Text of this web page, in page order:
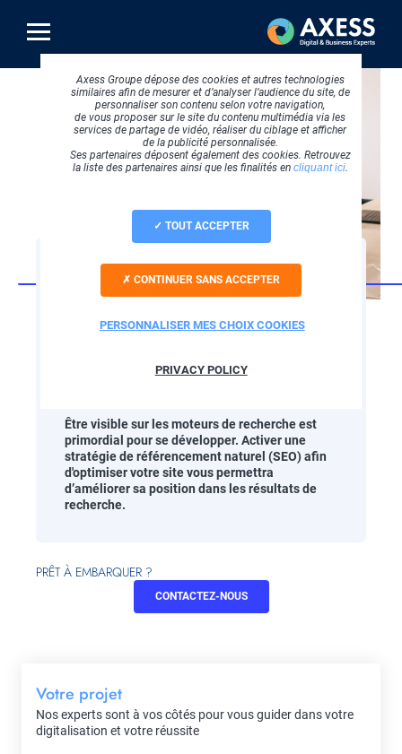
contenu
principal
STRATEGIE DIGITALE
Agence SEO experte
en référencement
naturel depuis plus
Être visible sur les moteurs de recherche est
primordial pour se développer. Activer une
stratégie de référencement naturel (SEO) afin
d'optimiser votre site vous permettra
d’améliorer sa position dans les résultats de
recherche.
PRÊT À EMBARQUER ?
CONTACTEZ-NOUS
Votre projet
Nos experts sont à vos côtés pour vous guider dans votre
digitalisation et votre réussite
Axess Groupe dépose des cookies et autres technologies
similaires afin de mesurer et d’analyser l’audience du site, de
personnaliser son contenu selon votre navigation,
de vous proposer sur le site du contenu multimédia via les
services de partage de vidéo, réaliser du ciblage et afficher
de la publicité personnalisée.
Ses partenaires déposent également des cookies. Retrouvez
la liste des partenaires ainsi que les finalités en cliquant ici.
TOUT ACCEPTER
CONTINUER SANS ACCEPTER
PERSONNALISER MES CHOIX COOKIES
PRIVACY POLICY